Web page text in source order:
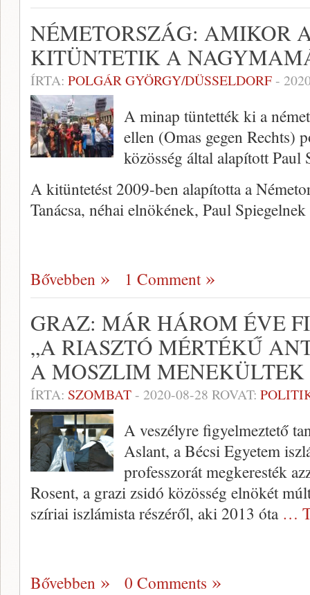
NÉMETORSZÁG: AMIKOR
KITÜNTETIK A
ÍRTA: POLGÁR GYÖRGY/DÜSSELDORF-
A minap tüntették ki a
ellen (Omas gegen Rechts)
közösség által alapított Paul
A kitüntetést 2009-ben alapította a
Tanácsa, néhai elnökének, Paul
Bővebben 1 Comment
GRAZ: MÁR HÁROM ÉVE
„A RIASZTÓ MÉRTÉKŰ
A MOSZLIM MENEKÜLTEK
ÍRTA: SZOMBAT- 2020-08-28 ROVAT:
A veszélyre figyelmeztető
Aslant, a Bécsi Egyetem
professzorát megkeresték
Rosent, a grazi zsidó közösség elnökét
szíriai iszlámista részéről, aki 2013 óta …
Bővebben 0 Comments